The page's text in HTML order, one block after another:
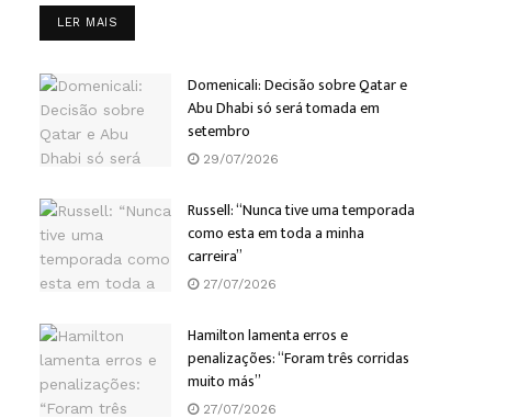
LER MAIS
Domenicali: Decisão sobre Qatar e
Abu Dhabi só será tomada em
setembro
29/07/2026
Russell: “Nunca tive uma temporada
como esta em toda a minha
carreira”
27/07/2026
Hamilton lamenta erros e
penalizações: “Foram três corridas
muito más”
27/07/2026